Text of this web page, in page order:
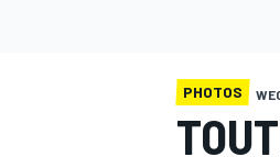
PHOTOS